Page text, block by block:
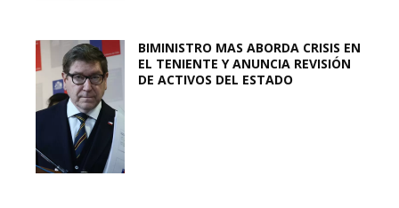
BIMINISTRO MAS ABORDA CRISIS EN
EL TENIENTE Y ANUNCIA REVISIÓN
DE ACTIVOS DEL ESTADO